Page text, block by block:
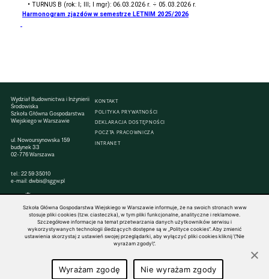
• TURNUS B (rok: I; III; I mgr): 06.03.2026 r. ÷ 05.03.2026 r.
Harmonogram zjazdów w semestrze LETNIM 2025/2026
Wydział Budownictwa i Inżynierii
Środowiska
Szkoła Główna Gospodarstwa
Wiejskiego w Warszawie
ul. Nowoursynowska 159
budynek 33
02-776 Warszawa
tel.:22 59 35010
e-mail:dwbis@sggw.pl
KONTAKT
POLITYKA PRYWATNOŚCI
DEKLARACJA DOSTĘPNOŚCI
POCZTA PRACOWNICZA
INTRANET
© 1816–2026 SGGW — ALL RIGHTS RESERVED
Szkoła Główna Gospodarstwa Wiejskiego w Warszawie informuje, że na swoich stronach www
stosuje pliki cookies (tzw. ciasteczka), w tym pliki funkcjonalne, analityczne i reklamowe.
Szczegółowe informacje na temat przetwarzania danych użytkowników serwisu i
wykorzystywanych technologii śledzących dostępne są w „Polityce cookies”. Aby zmienić
ustawienia skorzystaj z ustawień swojej przeglądarki, aby wyłączyć pliki cookies kliknij \"Nie
wyrażam zgody\".
Wyrażam zgodę Nie wyrażam zgody